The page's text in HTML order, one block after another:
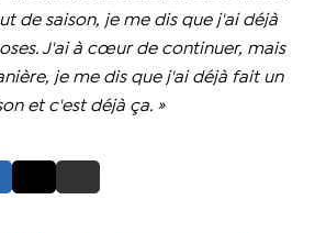
de saison, je me dis que j'ai déjà
J'ai à cœur de continuer, mais
je me dis que j'ai déjà fait un
et c'est déjà ça. »